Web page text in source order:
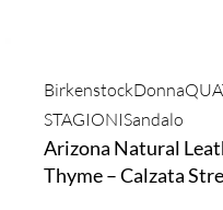
BirkenstockDonna
STAGIONISandalo
Arizona Natural
Thyme – Calzata